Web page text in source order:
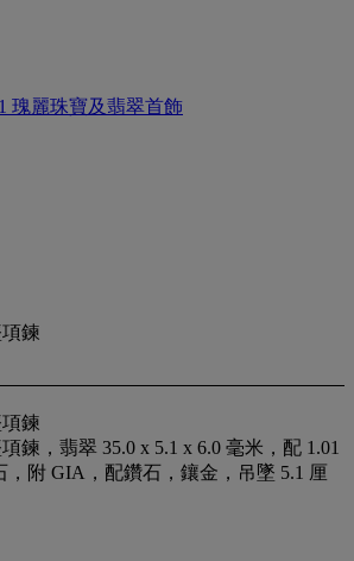
瑰麗珠寶及翡翠首飾
鍊
鍊
鍊，翡翠 35.0 x 5.1 x 6.0 毫米，配 1.01
，附 GIA，配鑽石，鑲金，吊墜 5.1 厘